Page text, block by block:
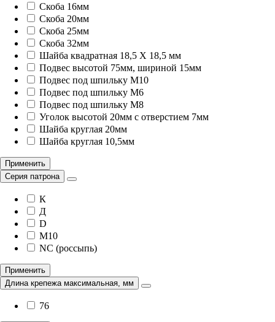
Скоба 16мм
Скоба 20мм
Скоба 25мм
Скоба 32мм
Шайба квадратная 18,5 X 18,5 мм
Подвес высотой 75мм, шириной 15мм
Подвес под шпильку M10
Подвес под шпильку M6
Подвес под шпильку M8
Уголок высотой 20мм с отверстием 7мм
Шайба круглая 20мм
Шайба круглая 10,5мм
Применить
Серия патрона
К
Д
D
M10
NC (россыпь)
Применить
Длина крепежа максимальная, мм
76